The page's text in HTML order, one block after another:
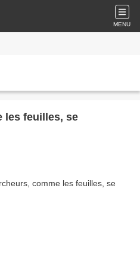
MENU
les feuilles, se